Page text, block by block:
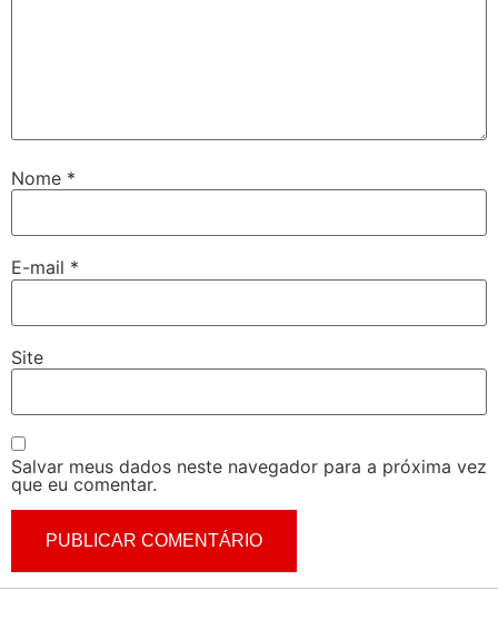
Nome *
E-mail *
Site
Salvar meus dados neste navegador para a próxima vez
que eu comentar.